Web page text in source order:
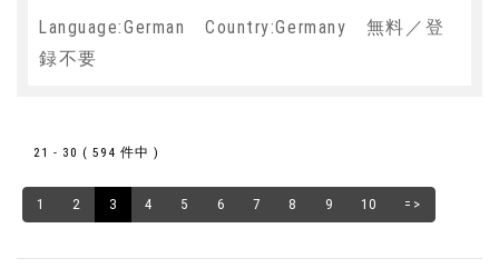
Language:German Country:Germany 無料／登
録不要
21 - 30 ( 594 件中 )
1 2 3 4 5 6 7 8 9 10 =>